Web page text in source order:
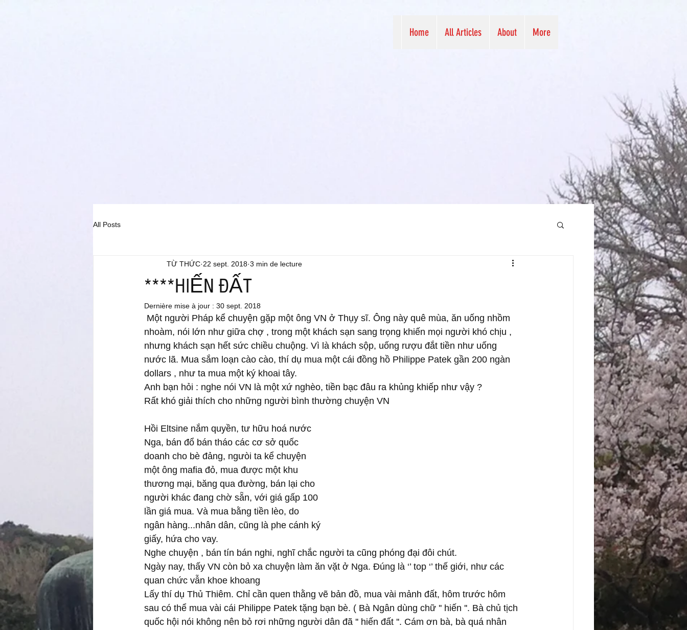
Home All Articles About More
All Posts
****HIẾN ĐẤT
TỪ THỨC 22 sept. 2018 3 min de lecture
Dernière mise à jour : 30 sept. 2018
nhoàm, nói lớn như giữa chợ , trong một khách sạn sang trọng khiến mọi người khó chịu ,
nhưng khách sạn hết sức chiều chuộng. Vì là khách sộp, uống rượu đắt tiền như uống
nước lã. Mua sắm loạn cào cào, thí dụ mua một cái đồng hồ Philippe Patek gần 200 ngàn
dollars , như ta mua một ký khoai tây.
Anh bạn hỏi : nghe nói VN là một xứ nghèo, tiền bạc đâu ra khủng khiếp như vậy ?
Rất khó giải thích cho những người bình thường chuyện VN
Hồi Eltsine nắm quyền, tư hữu hoá nước
Nga, bán đổ bán tháo các cơ sở quốc
doanh cho bè đảng, ngưòi ta kể chuyện
một ông mafia đỏ, mua được một khu
thương mại, băng qua đường, bán lại cho
người khác đang chờ sẵn, với giá gấp 100
lần giá mua. Và mua bằng tiền lèo, do
ngân hàng...nhân dân, cũng là phe cánh ký
giấy, hứa cho vay.
Nghe chuyện , bán tín bán nghi, nghĩ chắc người ta cũng phóng đại đôi chút.
Ngày nay, thấy VN còn bỏ xa chuyện làm ăn vặt ở Nga. Đúng là ‘’ top ‘’ thế giới, như các
quan chức vẫn khoe khoang
Lấy thí dụ Thủ Thiêm. Chỉ cần quen thằng vẽ bản đồ, mua vài mảnh đất, hôm trước hôm
sau có thể mua vài cái Philippe Patek tặng bạn bè. ( Bà Ngân dùng chữ '' hiến ''. Bà chủ tịch
quốc hội nói không nên bỏ rơi những người dân đã '' hiến đất ''. Cám ơn bà, bà quá nhân